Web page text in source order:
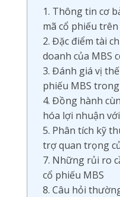
1. Thông tin cơ
mã cổ phiếu trên
2. Đặc điểm tài
doanh của MBS
3. Đánh giá vị
phiếu MBS
4. Đồng hành
hóa lợi nhuận
5. Phân tích kỹ
trợ quan trọng
7. Những rủi ro
cổ phiếu MBS
8. Câu hỏi